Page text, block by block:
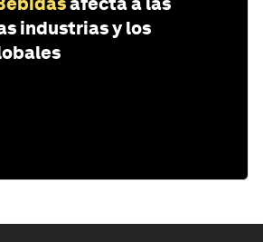
industrias y los